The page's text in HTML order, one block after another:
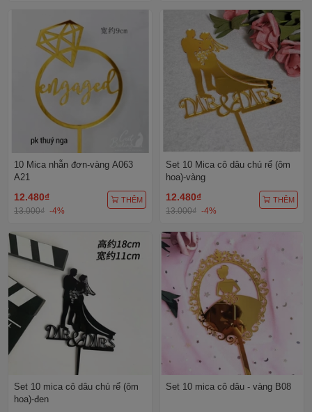
10 Mica nhẫn đơn-vàng A063
A21
12.480₫
13.000₫ -4%
THÊM
Set 10 Mica cô dâu chú rể (ôm
hoa)-vàng
12.480₫
13.000₫ -4%
THÊM
Set 10 mica cô dâu chú rể (ôm
hoa)-đen
Set 10 mica cô dâu - vàng B08